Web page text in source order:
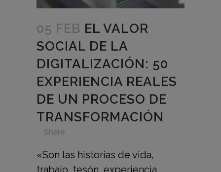
05 FEB EL VALOR
SOCIAL DE LA
DIGITALIZACIÓN: 50
EXPERIENCIA REALES
DE UN PROCESO DE
TRANSFORMACIÓN
Share
«Son las historias de vida,
trabajo, tesón, experiencia,